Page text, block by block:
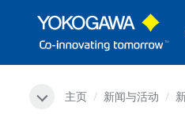
主页 新闻与活动